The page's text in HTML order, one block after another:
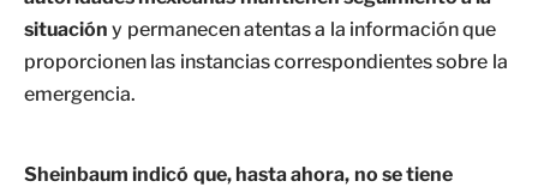
situación y permanecen atentas a la información que
proporcionen las instancias correspondientes sobre la
emergencia.
Sheinbaum indicó que, hasta ahora, no se tiene